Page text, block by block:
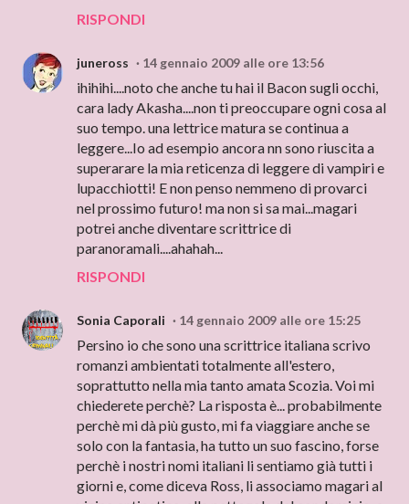
RISPONDI
juneross 14 gennaio 2009 alle ore 13:56
ihihihi....noto che anche tu hai il Bacon sugli occhi,
cara lady Akasha....non ti preoccupare ogni cosa al
suo tempo. una lettrice matura se continua a
leggere...Io ad esempio ancora nn sono riuscita a
superarare la mia reticenza di leggere di vampiri e
lupacchiotti! E non penso nemmeno di provarci
nel prossimo futuro! ma non si sa mai...magari
potrei anche diventare scrittrice di
paranoramali....ahahah...
RISPONDI
Sonia Caporali 14 gennaio 2009 alle ore 15:25
Persino io che sono una scrittrice italiana scrivo
romanzi ambientati totalmente all'estero,
soprattutto nella mia tanto amata Scozia. Voi mi
chiederete perchè? La risposta è... probabilmente
perchè mi dà più gusto, mi fa viaggiare anche se
solo con la fantasia, ha tutto un suo fascino, forse
perchè i nostri nomi italiani li sentiamo già tutti i
giorni e, come diceva Ross, li associamo magari al